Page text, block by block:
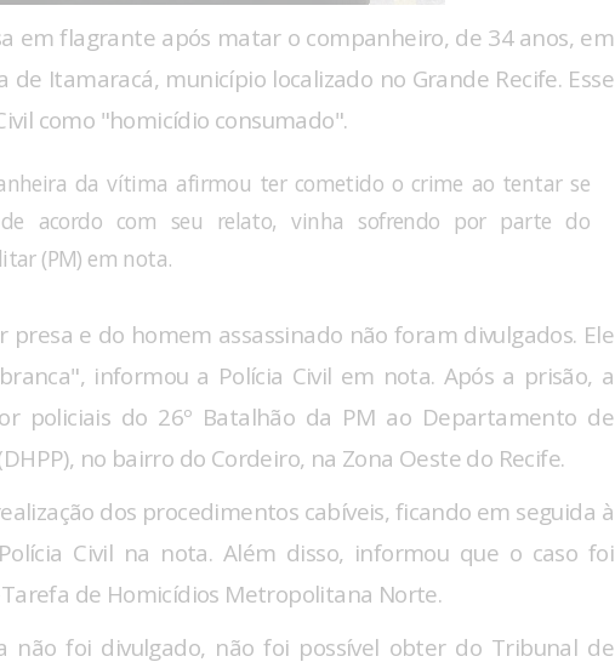
em flagrante após matar o companheiro, de 34 anos, em
Itamaracá, município localizado no Grande Recife. Esse
como "homicídio consumado".
da vítima afirmou ter cometido o crime ao tentar se
de acordo com seu relato, vinha sofrendo por parte do
(PM) em nota.
presa e do homem assassinado não foram divulgados. Ele
informou a Polícia Civil em nota. Após a prisão, a
policiais do 26º Batalhão da PM ao Departamento de
no bairro do Cordeiro, na Zona Oeste do Recife.
dos procedimentos cabíveis, ficando em seguida à
Civil na nota. Além disso, informou que o caso foi
de Homicídios Metropolitana Norte.
não foi divulgado, não foi possível obter do Tribunal de